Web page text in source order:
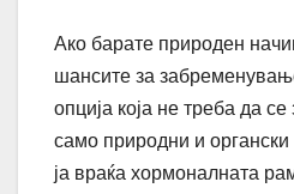
Ако барате природен
шансите за
опција која не треба да
само природни и органски
ја враќа хормоналната